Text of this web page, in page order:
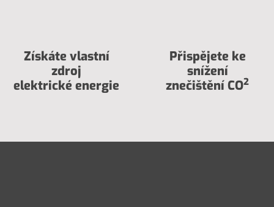
Získáte vlastní
zdroj
elektrické energie
Přispějete ke
snížení
znečištění CO2